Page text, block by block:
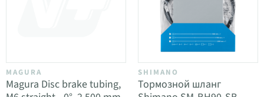
MAGURA
Magura Disc brake tubing,
SHIMANO
Тормозной шланг